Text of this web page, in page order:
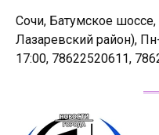
Сочи, Батумское
Лазаревский район),
17:00, 78622520611,